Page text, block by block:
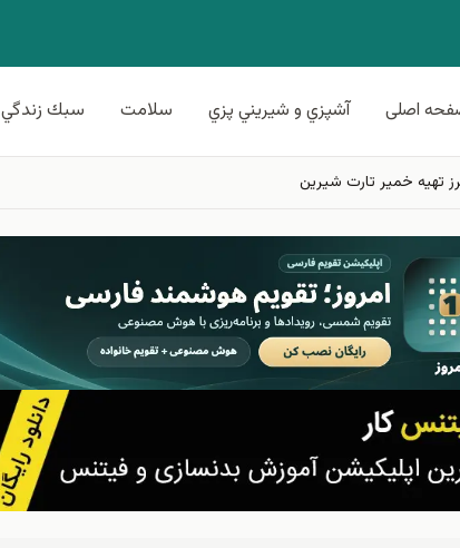
اصلی آشپزي و شيريني پزي سلامت سبك زندگي
تهیه خمیر تارت شیرین